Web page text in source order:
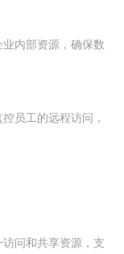
内部资源，确保数
员工的远程访问，
问和共享资源，支